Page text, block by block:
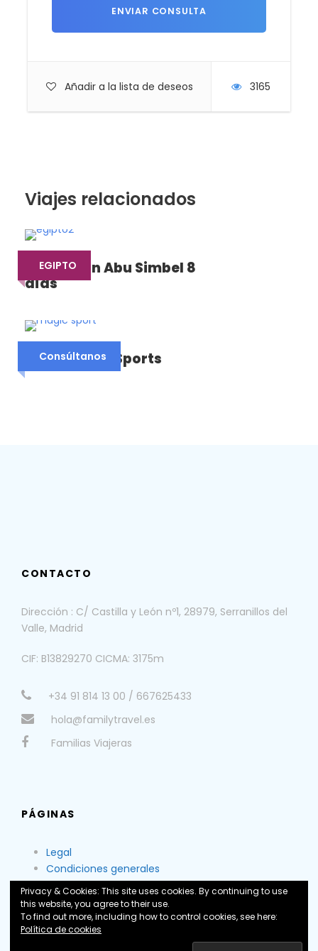
Añadir a la lista de deseos 3165
Viajes relacionados
EGIPTO
Egipto con Abu Simbel 8
días
Consúltanos
Hotel Magic Sports
Privacy & Cookies: This site uses cookies. By continuing to use
this website, you agree to their use.
To find out more, including how to control cookies, see here:
Política de cookies
CONTACTO
Dirección : C/ Castilla y León nº1, 28979, Serranillos del
Valle, Madrid
CIF: B13829270 CICMA: 3175m
+34 91 814 13 00 / 667625433
hola@familytravel.es
Familias Viajeras
PÁGINAS
Legal
Condiciones generales
Nosotros